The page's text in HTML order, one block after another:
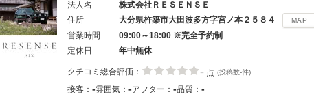
法人名
株式会社ＲＥＳＥＮＳＥ
住所
大分県杵築市大田波多方字宮ノ本２５８４ MAP
営業時間
09:00～18:00 ※完全予約制
定休日
年中無休
クチコミ総合評価： - 点 (投稿数-件)
接客： -雰囲気： -アフター： -品質： -